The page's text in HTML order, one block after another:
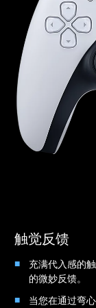
触觉反馈
充满代入感的
的微妙反馈。
当您在通过弯